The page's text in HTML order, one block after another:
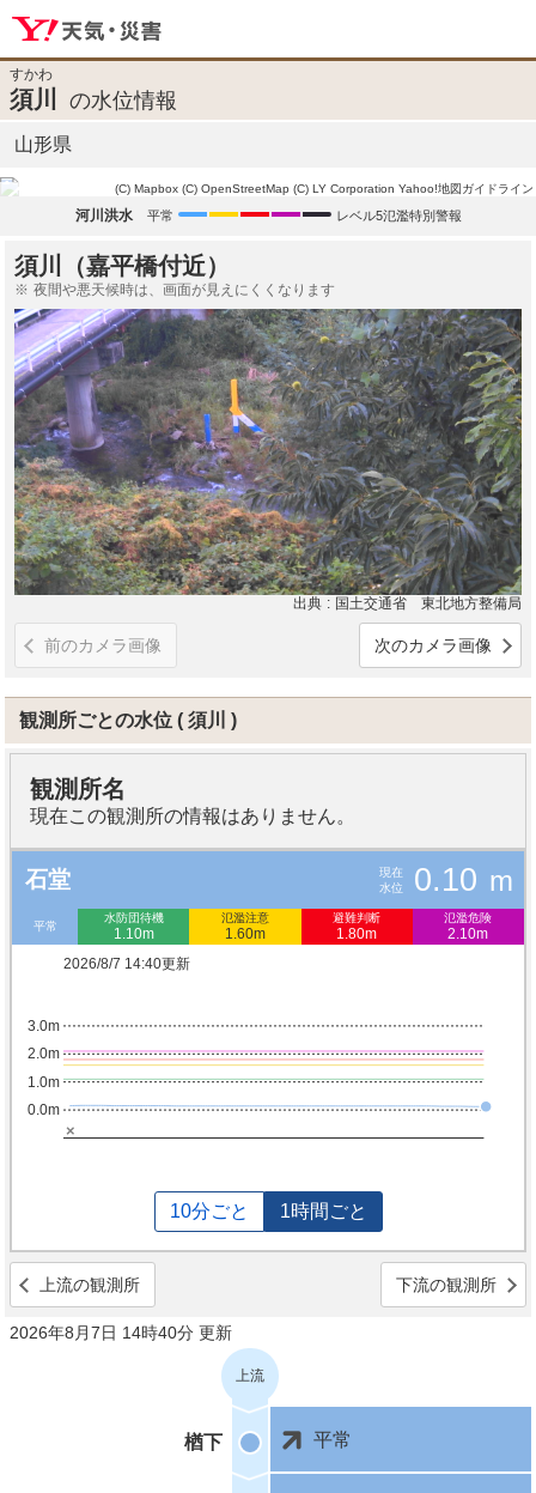
すかわ
須川 の水位情報
山形県
(C) Mapbox (C) OpenStreetMap (C) LY Corporation Yahoo!地図ガイドライン
河川洪水 平常 レベル5氾濫特別警報
須川（嘉平橋付近）
夜間や悪天候時は、画面が見えにくくなります
出典 国土交通省 東北地方整備局
前のカメラ画像 次のカメラ画像
観測所ごとの水位 須川
観測所名
現在この観測所の情報はありません。
石堂
現在
水位
0.10 m
平常
水防団待機
1.10m
氾濫注意
1.60m
避難判断
1.80m
氾濫危険
2.10m
2026/8/7 14:40更新
0.0m
1.0m
2.0m
3.0m
×
10分ごと 1時間ごと
上流の観測所 下流の観測所
2026年8月7日 14時40分 更新
上流
楢下 平常